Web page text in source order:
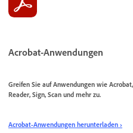
Acrobat-Anwendungen
Greifen Sie auf Anwendungen wie Acrobat,
Reader, Sign, Scan und mehr zu.
Acrobat-Anwendungen herunterladen ›